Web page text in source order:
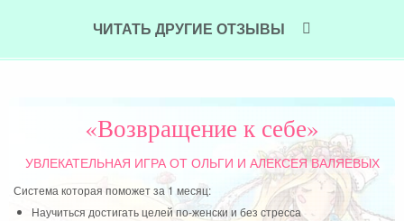
ЧИТАТЬ ДРУГИЕ ОТЗЫВЫ
«Возвращение к себе»
УВЛЕКАТЕЛЬНАЯ ИГРАОТ ОЛЬГИ И АЛЕКСЕЯ ВАЛЯЕВЫХ
Система которая поможет за 1 месяц:
Научиться достигать целей по-женски и без стресса